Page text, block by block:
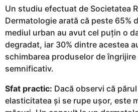
Un studiu efectuat de Societatea
Dermatologie arată că peste 65%
mediul urban au avut cel puțin o
degradat, iar 30% dintre acestea
schimbarea produselor de
semnificativ.
Sfat practic: Dacă observi că
elasticitatea și se rupe ușor, este